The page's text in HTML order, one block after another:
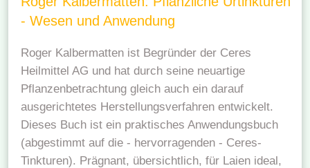
- Wesen und Anwendung
Roger Kalbermatten ist Begründer der Ceres
Heilmittel AG und hat durch seine neuartige
Pflanzenbetrachtung gleich auch ein darauf
ausgerichtetes Herstellungsverfahren entwickelt.
Dieses Buch ist ein praktisches Anwendungsbuch
(abgestimmt auf die - hervorragenden - Ceres-
Tinkturen). Prägnant, übersichtlich, für Laien ideal,